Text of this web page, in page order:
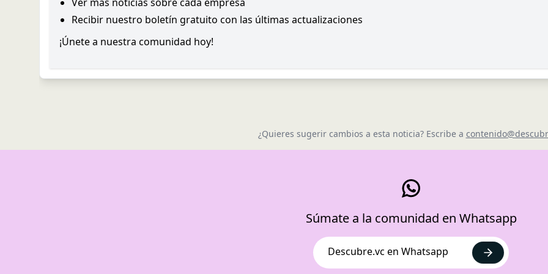
Recibir nuestro boletín gratuito con las últimas actualizaciones
¡Únete a nuestra comunidad hoy!
¿Quieres sugerir cambios a esta noticia? Escribe a
Súmate a la comunidad en Whatsapp
Descubre.vc en Whatsapp